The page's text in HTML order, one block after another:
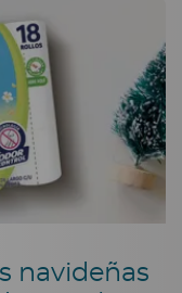
navideñas